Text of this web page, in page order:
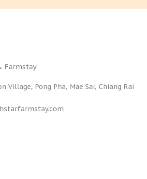
Farmstay
Village, Pong Pha, Mae Sai, Chiang Rai